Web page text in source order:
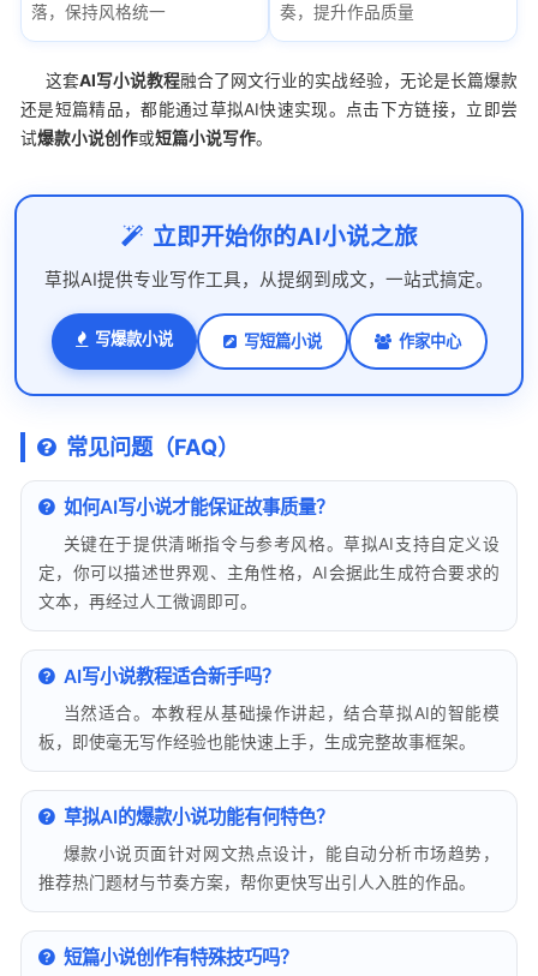
落，保持风格统一
奏，提升作品质量
这套AI写小说教程融合了网文行业的实战经验，无论是长篇爆款
还是短篇精品，都能通过草拟AI快速实现。点击下方链接，立即尝
试爆款小说创作或短篇小说写作。
立即开始你的AI小说之旅
草拟AI提供专业写作工具，从提纲到成文，一站式搞定。
写爆款小说 写短篇小说 作家中心
常见问题（FAQ）
如何AI写小说才能保证故事质量？
关键在于提供清晰指令与参考风格。草拟AI支持自定义设
定，你可以描述世界观、主角性格，AI会据此生成符合要求的
文本，再经过人工微调即可。
AI写小说教程适合新手吗？
当然适合。本教程从基础操作讲起，结合草拟AI的智能模
板，即使毫无写作经验也能快速上手，生成完整故事框架。
草拟AI的爆款小说功能有何特色？
爆款小说页面针对网文热点设计，能自动分析市场趋势，
推荐热门题材与节奏方案，帮你更快写出引人入胜的作品。
短篇小说创作有特殊技巧吗？